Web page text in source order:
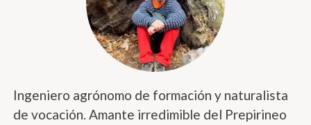
Ingeniero agrónomo de formación y naturalista
de vocación. Amante irredimible del Prepirineo